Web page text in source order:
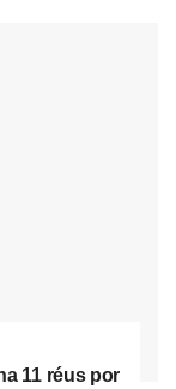
11 réus por